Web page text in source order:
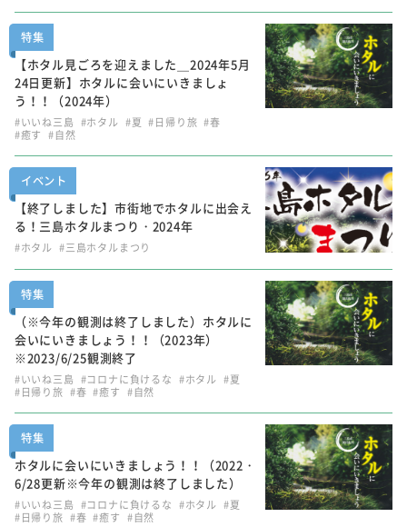
特集
【ホタル見ごろを迎えました＿2024年5月
24日更新】ホタルに会いにいきましょ
う！！（2024年）
#いいね三島 #ホタル #夏 #日帰り旅 #春
#癒す #自然
イベント
【終了しました】市街地でホタルに出会え
る！三島ホタルまつり・2024年
#ホタル #三島ホタルまつり
特集
（※今年の観測は終了しました）ホタルに
会いにいきましょう！！（2023年）
※2023/6/25観測終了
#いいね三島 #コロナに負けるな #ホタル #夏
#日帰り旅 #春 #癒す #自然
特集
ホタルに会いにいきましょう！！（2022・
6/28更新※今年の観測は終了しました）
#いいね三島 #コロナに負けるな #ホタル #夏
#日帰り旅 #春 #癒す #自然